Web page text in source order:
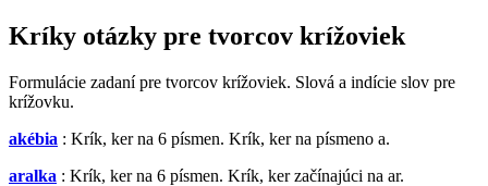
Kríky otázky pre tvorcov krížoviek
Formulácie zadaní pre tvorcov krížoviek. Slová a indície slov pre
krížovku.
akébia : Krík, ker na 6 písmen. Krík, ker na písmeno a.
aralka : Krík, ker na 6 písmen. Krík, ker začínajúci na ar.